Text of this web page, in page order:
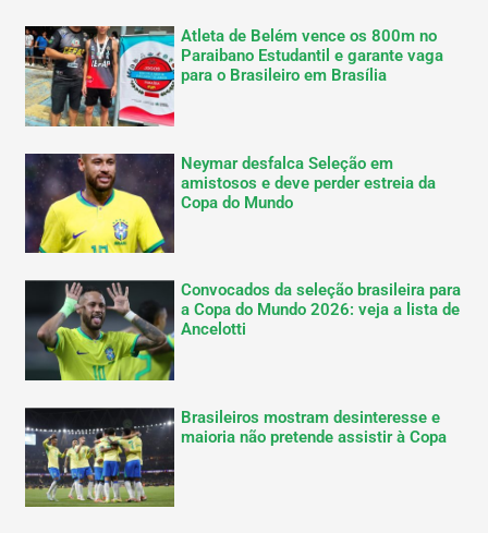
Atleta de Belém vence os 800m no
Paraibano Estudantil e garante vaga
para o Brasileiro em Brasília
Neymar desfalca Seleção em
amistosos e deve perder estreia da
Copa do Mundo
Convocados da seleção brasileira para
a Copa do Mundo 2026: veja a lista de
Ancelotti
Brasileiros mostram desinteresse e
maioria não pretende assistir à Copa